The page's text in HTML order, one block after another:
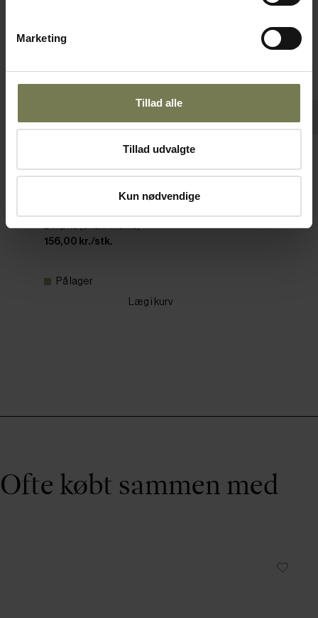
Marketing
Tillad alle
Tillad udvalgte
Kun nødvendige
Varenr: 42301106
Din pris (ekskl. moms)
156,00 kr./stk.
På lager
Læg i kurv
Ofte købt sammen med